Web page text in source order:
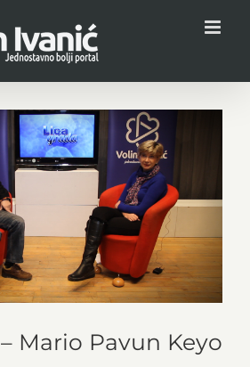
Mario Pavun Keyo